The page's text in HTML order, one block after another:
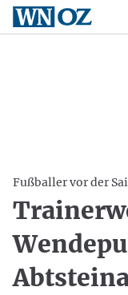
Fußballer vor der